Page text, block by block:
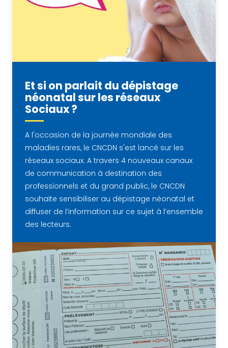
Et si on parlait du dépistage
néonatal sur les réseaux
Sociaux ?
A l'occasion de la journée mondiale des
maladies rares, le CNCDN s'est lancé sur les
réseaux sociaux. A travers 4 nouveaux canaux
de communication à destination des
professionnels et du grand public, le CNCDN
souhaite sensibiliser au dépistage néonatal et
diffuser de l’information sur ce sujet à l’ensemble
des lecteurs.